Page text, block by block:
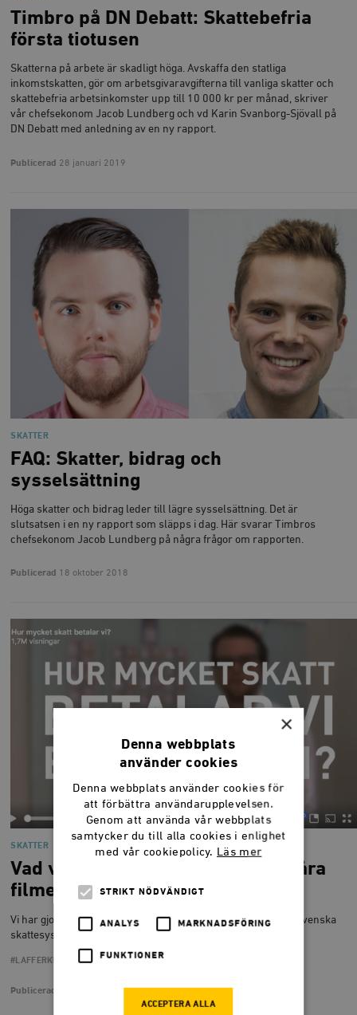
Timbro på DN Debatt: Skattebefria
första tiotusen
Skatterna på arbete är skadligt höga. Avskaffa den statliga
inkomstskatten, gör om arbetsgivaravgifterna till vanliga skatter och
skattebefria arbetsinkomster upp till 10 000 kr per månad, skriver
vår chefsekonom Jacob Lundberg och vd Karin Svanborg-Sjövall på
DN Debatt med anledning av en ny rapport.
Publicerad 28 januari 2019
SKATTER
FAQ: Skatter, bidrag och
sysselsättning
Höga skatter och bidrag leder till lägre sysselsättning. Det är
slutsatsen i en ny rapport som släpps i dag. Här svarar Timbros
chefsekonom Jacob Lundberg på några frågor om rapporten.
Publicerad 18 oktober 2018
SKATTER
Vad vill du veta om skatter? Se våra
filmer här
Vi har gjort flera uppmärksammade Facebookfilmer om det svenska
skattesystemet. Här har vi samlat dem alla.
#LAFFERKURVAN
Publicerad
×
Denna webbplats
använder cookies
Denna webbplats använder cookies för
att förbättra användarupplevelsen.
Genom att använda vår webbplats
samtycker du till alla cookies i enlighet
med vår cookiepolicy. Läs mer
STRIKT NÖDVÄNDIGT
ANALYS MARKNADSFÖRING
FUNKTIONER
ACCEPTERA ALLA